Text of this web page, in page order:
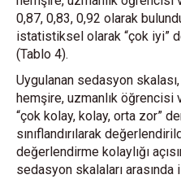
0,87, 0,83, 0,92 olarak
istatistiksel olarak “çok iyi”
(Tablo 4).
Uygulanan sedasyon skalası,
hemşire, uzmanlık öğrencisi
“çok kolay, kolay, orta zor”
sınıflandırılarak
değerlendirme kolaylığı
sedasyon skalaları